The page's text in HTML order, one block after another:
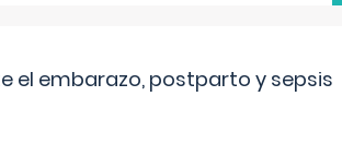
el embarazo, postparto y sepsis